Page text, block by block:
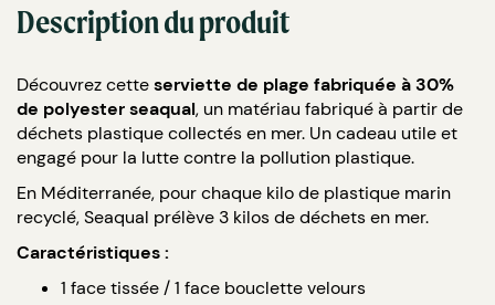
Description du produit
Découvrez cetteserviette de plage fabriquée à 30%
de polyester seaqual, un matériau fabriqué à partir de
déchets plastique collectés en mer. Un cadeau utile et
engagé pour la lutte contre la pollution plastique.
En Méditerranée, pour chaque kilo de plastique marin
recyclé, Seaqual prélève 3 kilos de déchets en mer.
Caractéristiques :
1 face tissée / 1 face bouclette velours